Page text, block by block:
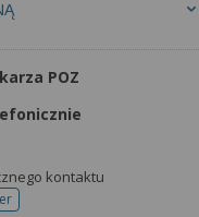
POZ
kontaktu
do rejestracji